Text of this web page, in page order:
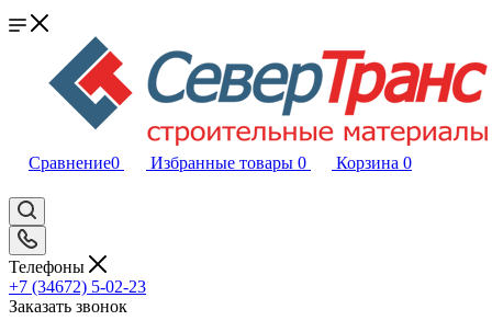
Сравнение0 Избранные товары 0 Корзина 0
Телефоны
+7 (34672) 5-02-23
Заказать звонок